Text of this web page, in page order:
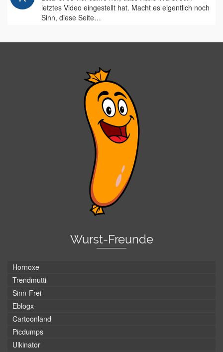
letztes Video eingestellt hat. Macht es eigentlich noch
Sinn, diese Seite…
Wurst-Freunde
Hornoxe
Trendmutti
Sinn-Frei
Eblogx
Cartoonland
Picdumps
Ulkinator